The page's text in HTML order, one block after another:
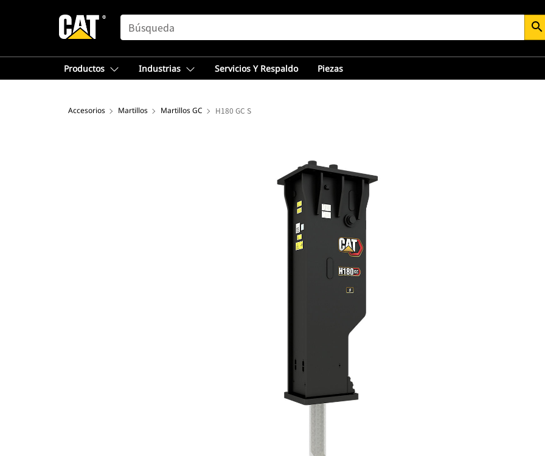
SEARCH search
Productos Industrias Servicios Y Respaldo Piezas
Accesorios Martillos Martillos GC H180 GC S